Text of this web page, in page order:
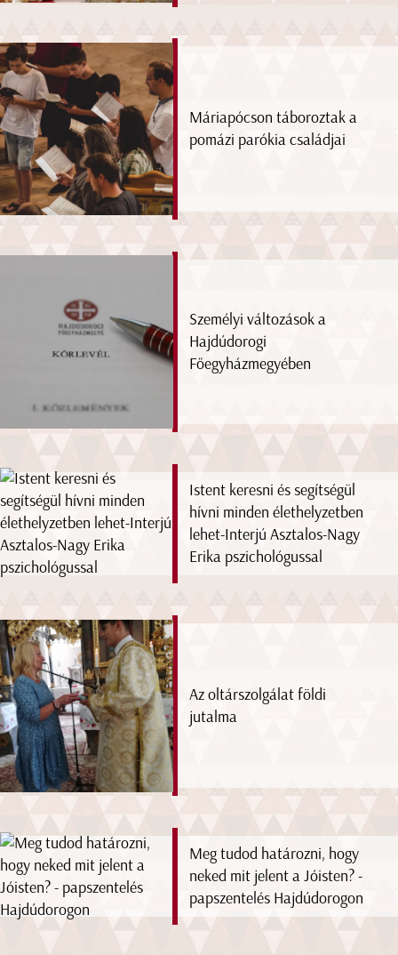
Máriapócson táboroztak a
pomázi parókia családjai
Személyi változások a
Hajdúdorogi
Főegyházmegyében
Istent keresni és segítségül
hívni minden élethelyzetben
lehet-Interjú Asztalos-Nagy
Erika pszichológussal
Az oltárszolgálat földi
jutalma
Meg tudod határozni, hogy
neked mit jelent a Jóisten? -
papszentelés Hajdúdorogon